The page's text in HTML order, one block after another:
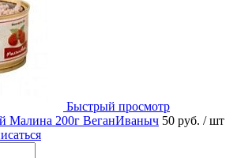
Быстрый просмотр
Малина 200г ВеганИваныч 50 руб. / шт